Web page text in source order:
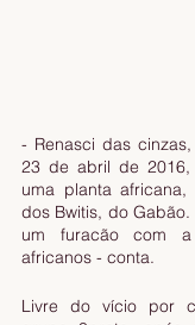
- Renasci das
23 de abril de
uma planta
dos Bwitis, do
um furacão com
africanos - conta.
Livre do vício por